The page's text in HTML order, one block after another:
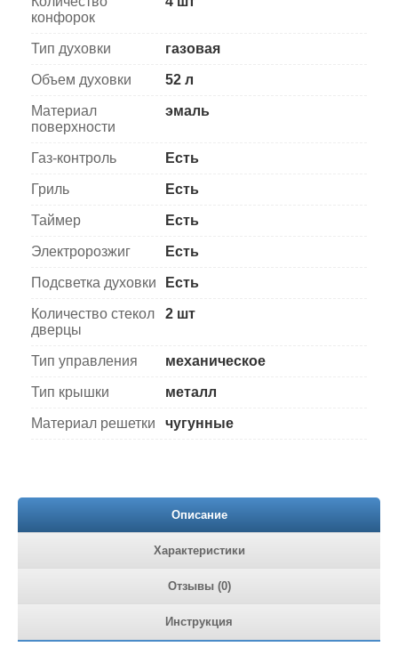
конфорок
Тип духовки газовая
Объем духовки 52 л
Материал
поверхности
эмаль
Газ-контроль Есть
Гриль Есть
Таймер Есть
Электророзжиг Есть
Подсветка духовки Есть
Количество стекол
дверцы
2 шт
Тип управления механическое
Тип крышки металл
Материал решетки чугунные
Описание
Характеристики
Отзывы (0)
Инструкция